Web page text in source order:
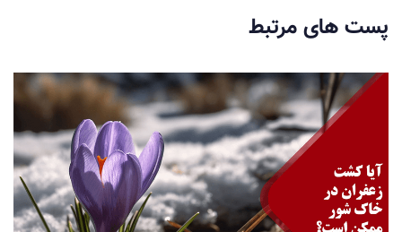
l
e
پست های مرتبط